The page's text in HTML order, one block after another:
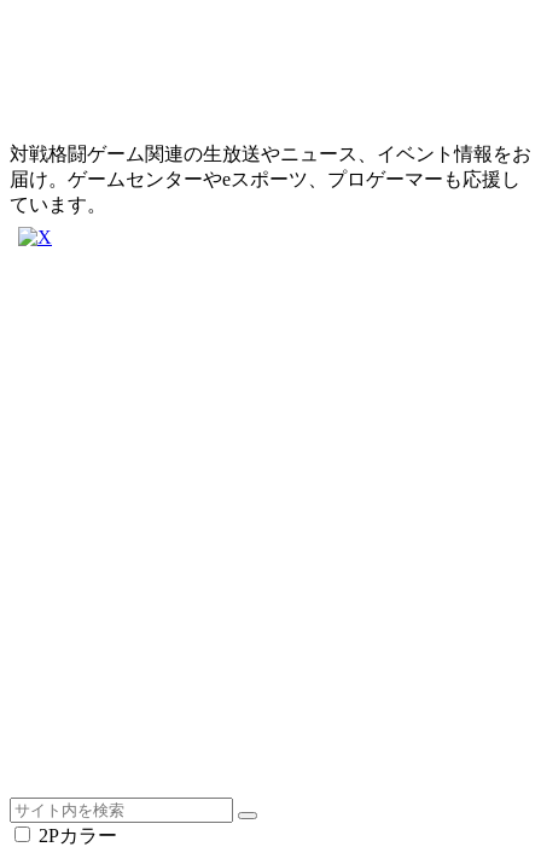
対戦格闘ゲーム関連の生放送やニュース、イベント情報をお
届け。ゲームセンターやeスポーツ、プロゲーマーも応援し
ています。
2Pカラー